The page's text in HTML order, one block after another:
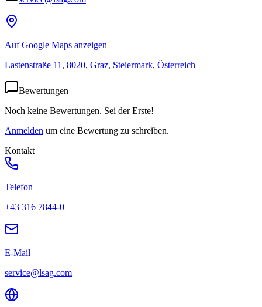
Auf Google Maps anzeigen
Lastenstraße 11, 8020, Graz, Steiermark, Österreich
Bewertungen
Noch keine Bewertungen. Sei der Erste!
Anmelden um eine Bewertung zu schreiben.
Kontakt
Telefon
+43 316 7844-0
E-Mail
service@lsag.com